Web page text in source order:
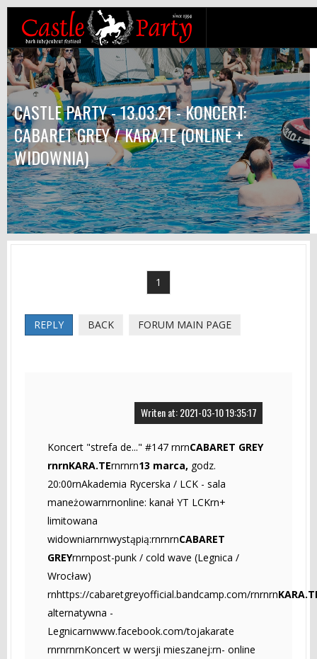
CASTLE PARTY - 13.03.21 - KONCERT:
CABARET GREY / KARA.TE (ONLINE +
WIDOWNIA)
1
REPLY BACK FORUM MAIN PAGE
Writen at: 2021-03-10 19:35:17
Koncert "strefa de..." #147 rnrnCABARET GREY
rnrnKARA.TErnrnrn13 marca, godz.
20:00rnAkademia Rycerska / LCK - sala
maneżowarnrnonline: kanał YT LCKrn+
limitowana
widowniarnrnwystąpią:rnrnrnCABARET
GREYrnrnpost-punk / cold wave (Legnica /
Wrocław)
rnhttps://cabaretgreyofficial.bandcamp.com/rnrnrn
alternatywna -
Legnicarnwww.facebook.com/tojakarate
rnrnrnrnKoncert w wersji mieszanej:rn- online